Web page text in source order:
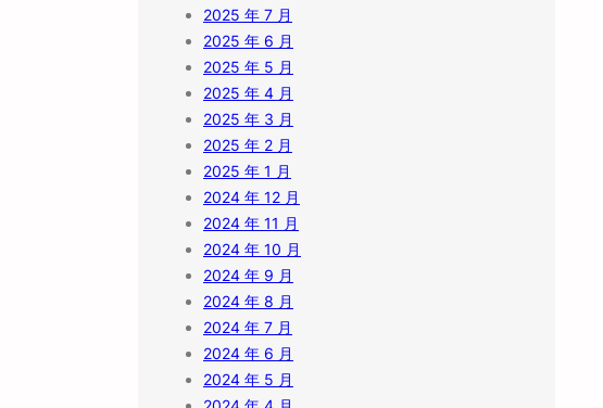
2025 年 7 月
2025 年 6 月
2025 年 5 月
2025 年 4 月
2025 年 3 月
2025 年 2 月
2025 年 1 月
2024 年 12 月
2024 年 11 月
2024 年 10 月
2024 年 9 月
2024 年 8 月
2024 年 7 月
2024 年 6 月
2024 年 5 月